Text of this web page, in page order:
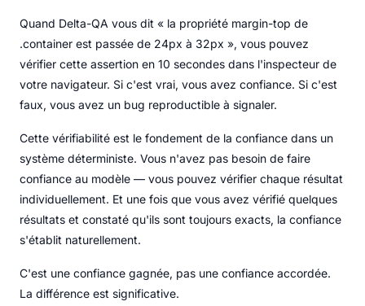
Quand Delta-QA vous dit « la propriété margin-top de
.container est passée de 24px à 32px », vous pouvez
vérifier cette assertion en 10 secondes dans l'inspecteur de
votre navigateur. Si c'est vrai, vous avez confiance. Si c'est
faux, vous avez un bug reproductible à signaler.
Cette vérifiabilité est le fondement de la confiance dans un
système déterministe. Vous n'avez pas besoin de faire
confiance au modèle — vous pouvez vérifier chaque résultat
individuellement. Et une fois que vous avez vérifié quelques
résultats et constaté qu'ils sont toujours exacts, la confiance
s'établit naturellement.
C'est une confiance gagnée, pas une confiance accordée.
La différence est significative.